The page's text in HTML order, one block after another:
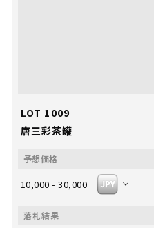
LOT 1009
唐三彩茶罐
10,000 - 30,000